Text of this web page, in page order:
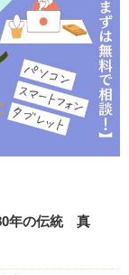
年の伝統 真